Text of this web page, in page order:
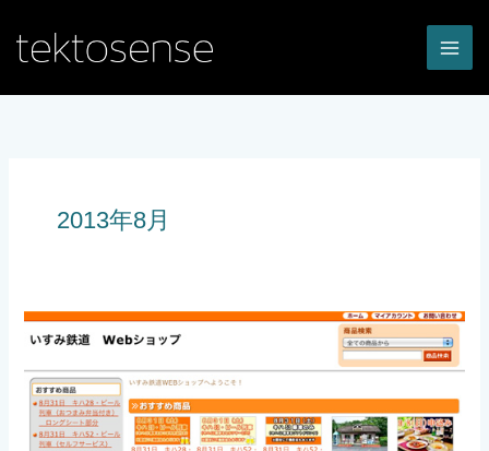
ス
2013年8月
い
み
鉄
道